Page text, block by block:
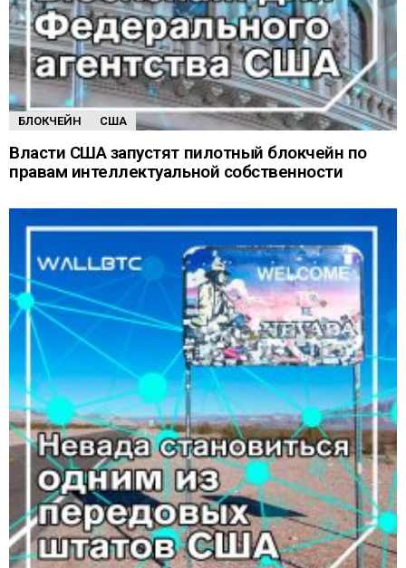
БЛОКЧЕЙН США
Власти США запустят пилотный блокчейн по
правам интеллектуальной собственности